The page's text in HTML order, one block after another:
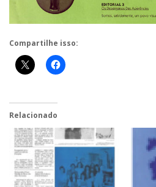
Compartilhe isso:
Relacionado